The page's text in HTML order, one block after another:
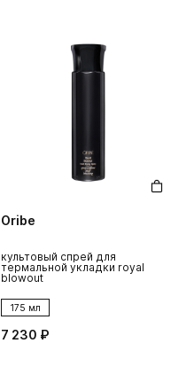
Oribe
культовый спрей для
термальной укладки royal
blowout
175 мл
7 230 ₽